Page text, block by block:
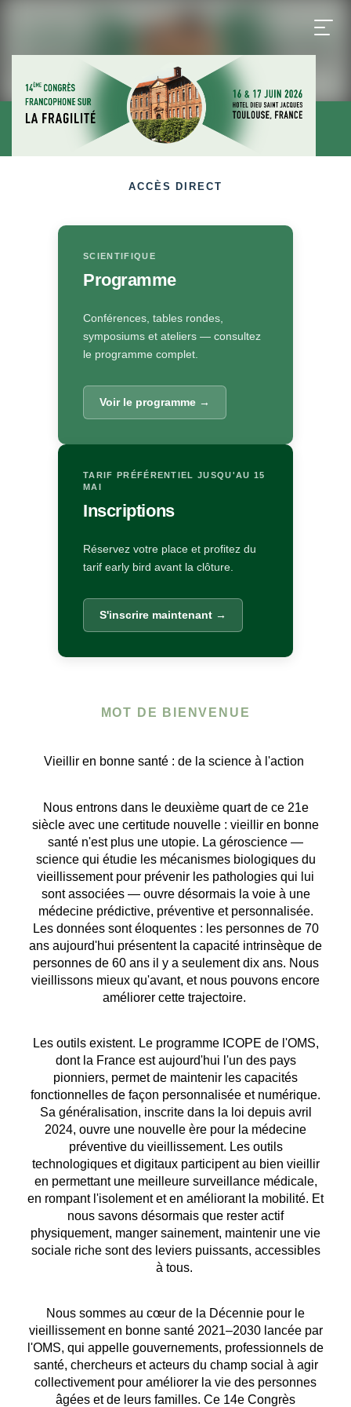
ACCÈS DIRECT
SCIENTIFIQUE
Programme
Conférences, tables rondes,
symposiums et ateliers — consultez
le programme complet.
Voir le programme →
TARIF PRÉFÉRENTIEL JUSQU'AU 15
MAI
Inscriptions
Réservez votre place et profitez du
tarif early bird avant la clôture.
S'inscrire maintenant →
MOT DE BIENVENUE
Vieillir en bonne santé : de la science à l'action
Nous entrons dans le deuxième quart de ce 21e
siècle avec une certitude nouvelle : vieillir en bonne
santé n'est plus une utopie. La géroscience —
science qui étudie les mécanismes biologiques du
vieillissement pour prévenir les pathologies qui lui
sont associées — ouvre désormais la voie à une
médecine prédictive, préventive et personnalisée.
Les données sont éloquentes : les personnes de 70
ans aujourd'hui présentent la capacité intrinsèque de
personnes de 60 ans il y a seulement dix ans. Nous
vieillissons mieux qu'avant, et nous pouvons encore
améliorer cette trajectoire.
Les outils existent. Le programme ICOPE de l'OMS,
dont la France est aujourd'hui l'un des pays
pionniers, permet de maintenir les capacités
fonctionnelles de façon personnalisée et numérique.
Sa généralisation, inscrite dans la loi depuis avril
2024, ouvre une nouvelle ère pour la médecine
préventive du vieillissement. Les outils
technologiques et digitaux participent au bien vieillir
en permettant une meilleure surveillance médicale,
en rompant l'isolement et en améliorant la mobilité. Et
nous savons désormais que rester actif
physiquement, manger sainement, maintenir une vie
sociale riche sont des leviers puissants, accessibles
à tous.
Nous sommes au cœur de la Décennie pour le
vieillissement en bonne santé 2021–2030 lancée par
l'OMS, qui appelle gouvernements, professionnels de
santé, chercheurs et acteurs du champ social à agir
collectivement pour améliorer la vie des personnes
âgées et de leurs familles. Ce 14e Congrès